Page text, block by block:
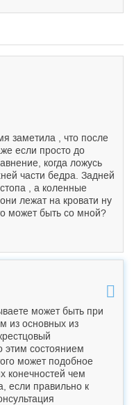
заметила , что после
если просто до
когда ложусь
части бедра. Задней
, а коленные
лежат на кровати ну
может быть со мной?
может быть при
из основных из
этим состоянием
может подобное
конечностей чем
если правильно к